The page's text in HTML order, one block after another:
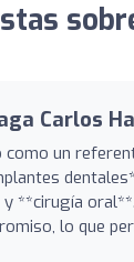
Carlos
un
**cirugía
lo que